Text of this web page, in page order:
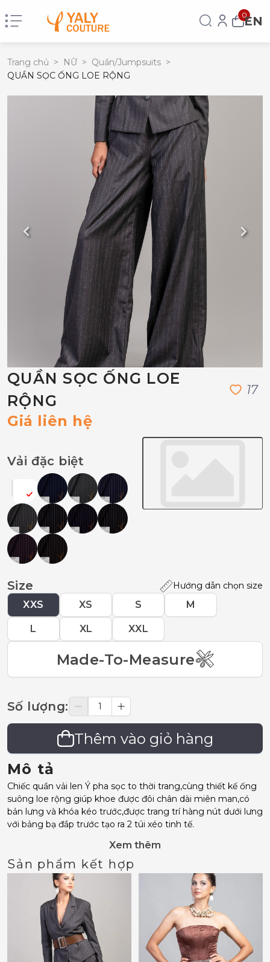
0EN
Trang chủ > NỮ > Quần/Jumpsuits >
QUẦN SỌC ỐNG LOE RỘNG
QUẦN SỌC ỐNG LOE
RỘNG
17
Giá liên hệ
Vải đặc biệt
Size Hướng dẫn chọn size
XXS XS S M
L XL XXL
Made-To-Measure
Số lượng:
Thêm vào giỏ hàng
Mô tả
Chiếc quần vải len Ý pha sọc to thời trang,cùng thiết kế ống
suông loe rộng giúp khoe được đôi chân dài miên man,có
bản lưng và khóa kéo trước,được trang trí hàng nút dưới lưng
với bảng bạ đắp trước tạo ra 2 túi xéo tinh tế.
Xem thêm
Sản phẩm kết hợp